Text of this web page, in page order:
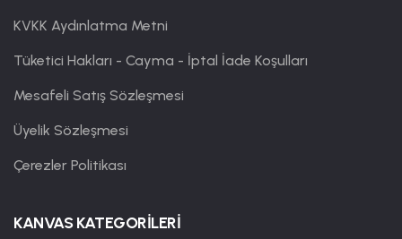
KVKK Aydınlatma Metni
Tüketici Hakları - Cayma - İptal İade Koşulları
Mesafeli Satış Sözleşmesi
Üyelik Sözleşmesi
Çerezler Politikası
KANVAS KATEGORİLERİ